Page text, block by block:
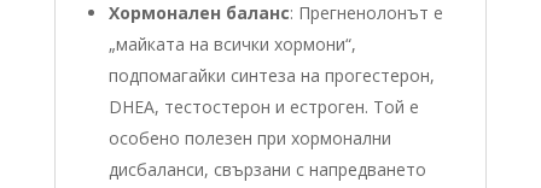
Хормонален баланс: Прегненолонът е
„майката на всички хормони“,
подпомагайки синтеза на прогестерон,
DHEA, тестостерон и естроген. Той е
особено полезен при хормонални
дисбаланси, свързани с напредването